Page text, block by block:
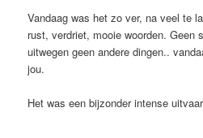
Vandaag was het zo ver, na veel te
rust, verdriet, mooie woorden. Geen
uitwegen geen andere dingen..
jou.
Het was een bijzonder intense